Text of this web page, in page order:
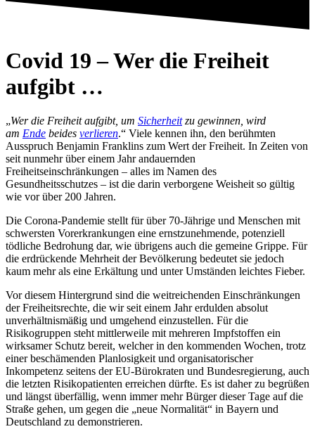
Covid 19 – Wer die Freiheit
aufgibt …
„Wer die Freiheit aufgibt, um Sicherheitzu gewinnen, wird
am Ende beides verlieren.“ Viele kennen ihn, den berühmten
Ausspruch Benjamin Franklins zum Wert der Freiheit. In Zeiten von
seit nunmehr über einem Jahr andauernden
Freiheitseinschränkungen – alles im Namen des
Gesundheitsschutzes – ist die darin verborgene Weisheit so gültig
wie vor über 200 Jahren.
Die Corona-Pandemie stellt für über 70-Jährige und Menschen mit
schwersten Vorerkrankungen eine ernstzunehmende, potenziell
tödliche Bedrohung dar, wie übrigens auch die gemeine Grippe. Für
die erdrückende Mehrheit der Bevölkerung bedeutet sie jedoch
kaum mehr als eine Erkältung und unter Umständen leichtes Fieber.
Vor diesem Hintergrund sind die weitreichenden Einschränkungen
der Freiheitsrechte, die wir seit einem Jahr erdulden absolut
unverhältnismäßig und umgehend einzustellen. Für die
Risikogruppen steht mittlerweile mit mehreren Impfstoffen ein
wirksamer Schutz bereit, welcher in den kommenden Wochen, trotz
einer beschämenden Planlosigkeit und organisatorischer
Inkompetenz seitens der EU-Bürokraten und Bundesregierung, auch
die letzten Risikopatienten erreichen dürfte. Es ist daher zu begrüßen
und längst überfällig, wenn immer mehr Bürger dieser Tage auf die
Straße gehen, um gegen die „neue Normalität“ in Bayern und
Deutschland zu demonstrieren.